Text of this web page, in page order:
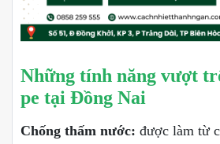
Những tính năng vượt
pe tại Đồng Nai
Chống thấm nước: được làm từ